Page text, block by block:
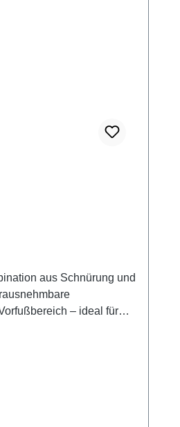
aus Schnürung und
– ideal für